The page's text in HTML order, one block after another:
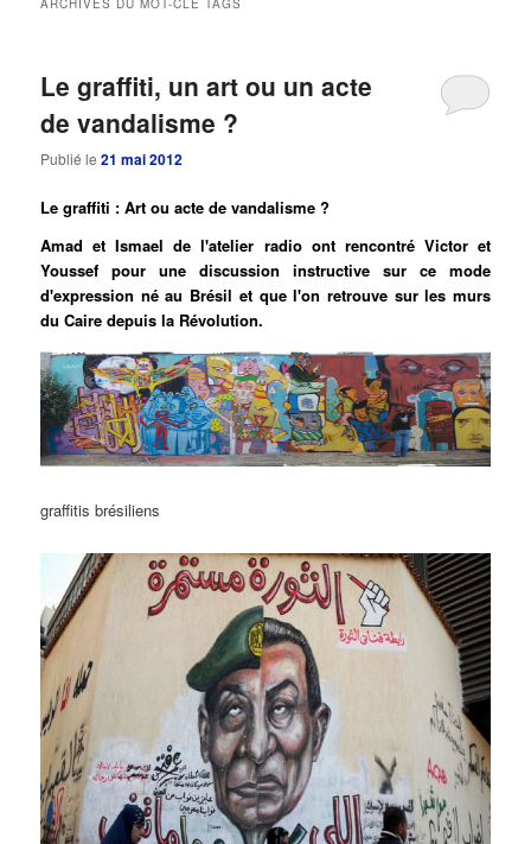
ARCHIVES DU MOT-CLÉTAGS
Le graffiti, un art ou un acte
de vandalisme ?
Publié le21 mai 2012
Le graffiti : Art ou acte de vandalisme ?
Amad et Ismael de l'atelier radio ont rencontré Victor et
Youssef pour une discussion instructive sur ce mode
d'expression né au Brésil et que l'on retrouve sur les murs
du Caire depuis la Révolution.
graffitis brésiliens